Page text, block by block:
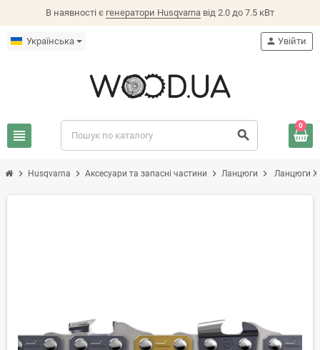
В наявності є генератори Husqvarna від 2.0 до 7.5 кВт
Українська
view_headline search
person Увійти
0
chevron_right Husqvarna chevron_right Аксесуари та запасні частини chevron_right Ланцюги chevron_right Ланцюги